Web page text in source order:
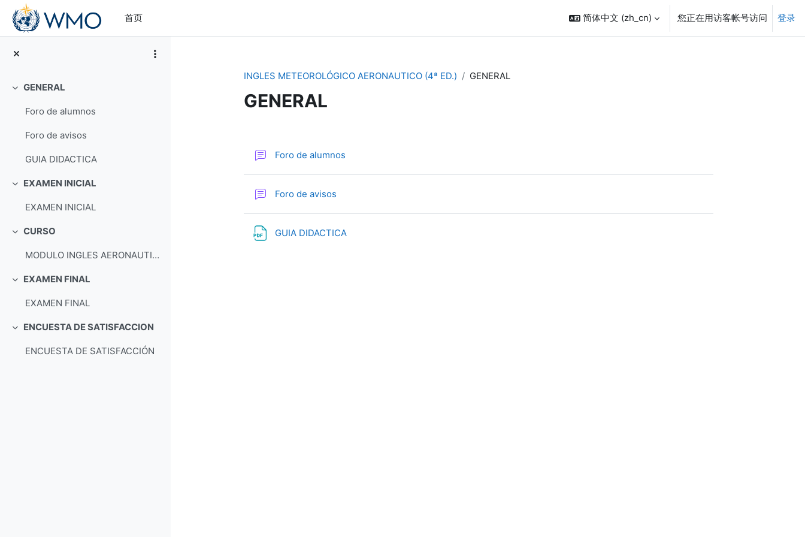
跳到主要内容
首页
简体中文 ‎(zh_cn)‎ 您正在用访客帐号访问 登录
折叠GENERAL
Foro de alumnos
Foro de avisos
GUIA DIDACTICA
折叠EXAMEN INICIAL
EXAMEN INICIAL
折叠CURSO
MODULO INGLES AERONAUTICO
折叠EXAMEN FINAL
EXAMEN FINAL
折叠ENCUESTA DE SATISFACCION
ENCUESTA DE SATISFACCIÓN
INGLES METEOROLÓGICO AERONAUTICO (4ª ED.) GENERAL
GENERAL
Foro de alumnos
Foro de avisos
GUIA DIDACTICA